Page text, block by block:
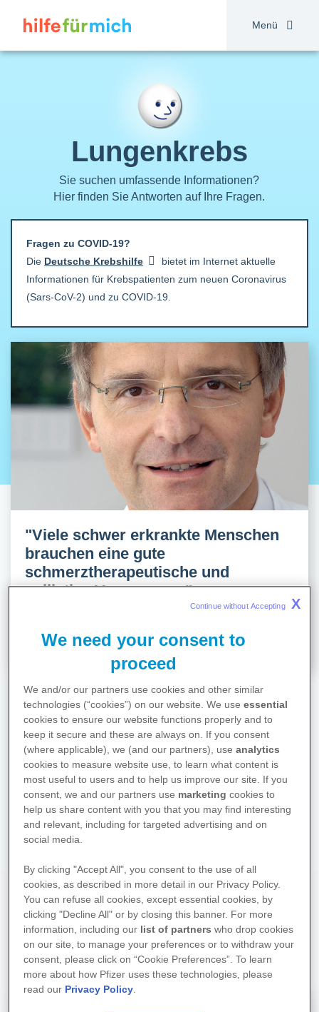
Inhalt
Menü
Lungenkrebs
Sie suchen umfassende Informationen?
Hier finden Sie Antworten auf Ihre Fragen.
Fragen zu COVID-19?
Die Deutsche Krebshilfe
bietet im Internet aktuelle
Informationen für Krebspatienten zum neuen Coronavirus
(Sars-CoV-2) und zu COVID-19.
"Viele schwer erkrankte Menschen
brauchen eine gute
schmerztherapeutische und
palliative Versorgung."
Remscheid
Ratgeber
Hier finden Sie Antworten auf
Diagnose- und
Behandlungsmöglichkeiten und
zu wichtigen Bereichen des
Lebens, die von der Krankheit
betroffen sein können.
We need your consent to
proceed
We and/or our partners use cookies and other similar
technologies (“cookies”) on our website. We useessential
cookies to ensure our website functions properly and to
keep it secure and these are always on. If you consent
(where applicable), we (and our partners), useanalytics
cookies to measure website use, to learn what content is
most useful to users and to help us improve our site. If you
consent, we and our partners use marketing cookies to
help us share content with you that you may find interesting
and relevant, including for targeted advertising and on
social media.
By clicking "Accept All", you consent to the use of all
cookies, as described in more detail in our Privacy Policy.
You can refuse all cookies, except essential cookies, by
clicking "Decline All" or by closing this banner. For more
information, including our list of partners who drop cookies
on our site, to manage your preferences or to withdraw your
consent, please click on “Cookie Preferences”. To learn
more about how Pfizer uses these technologies, please
read our Privacy Policy
Continue without Accepting X